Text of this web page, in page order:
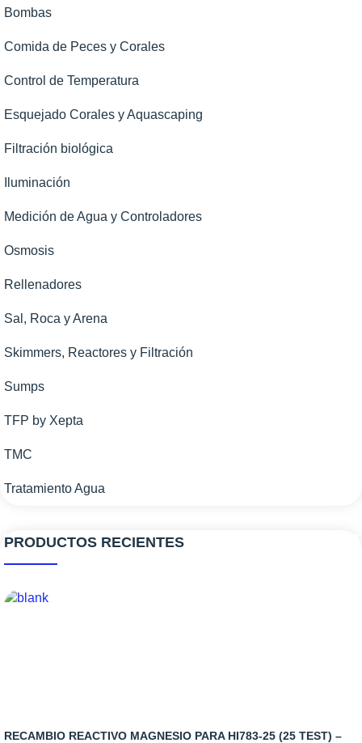
Bombas
Comida de Peces y Corales
Control de Temperatura
Esquejado Corales y Aquascaping
Filtración biológica
Iluminación
Medición de Agua y Controladores
Osmosis
Rellenadores
Sal, Roca y Arena
Skimmers, Reactores y Filtración
Sumps
TFP by Xepta
TMC
Tratamiento Agua
PRODUCTOS RECIENTES
RECAMBIO REACTIVO MAGNESIO PARA HI783-25 (25 TEST) –